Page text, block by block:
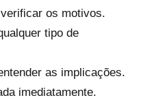
os motivos.
tipo de
as implicações.
imediatamente.